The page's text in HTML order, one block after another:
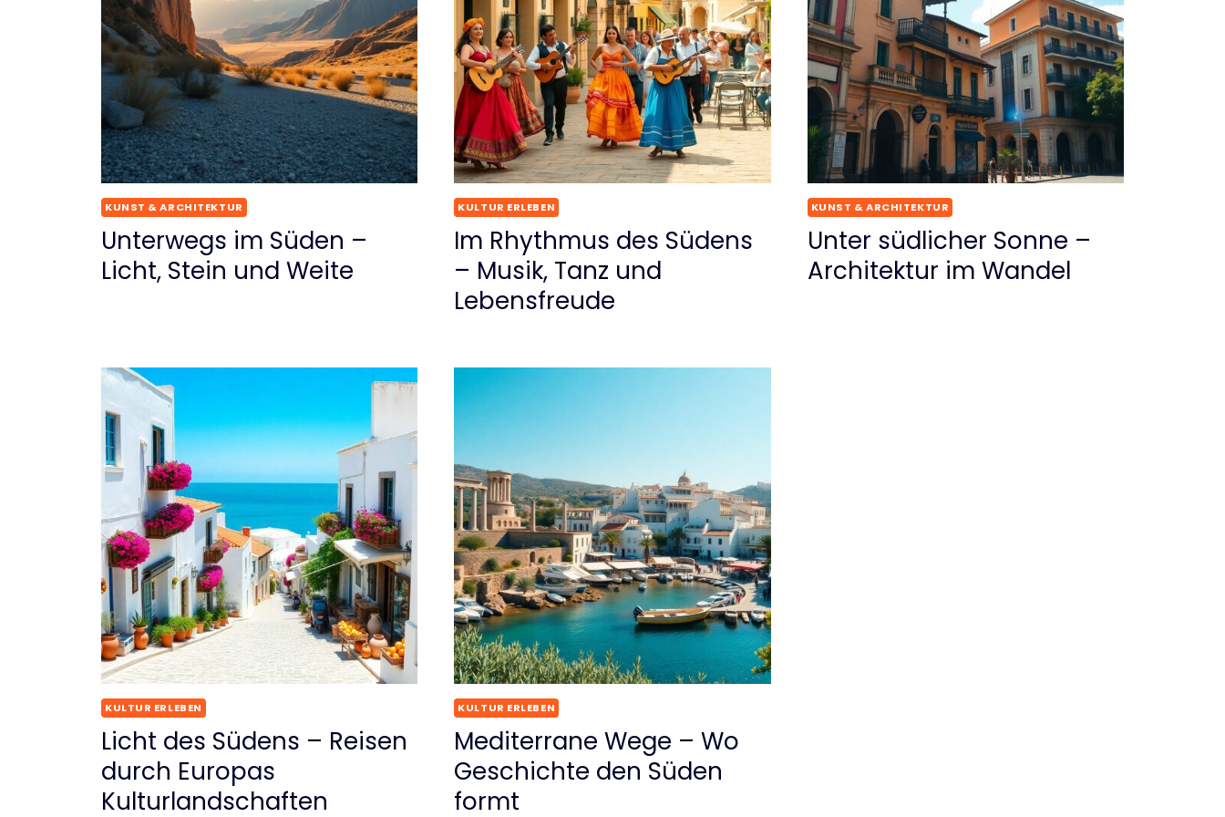
KUNST & ARCHITEKTUR
Unterwegs im Süden –
Licht, Stein und Weite
KULTUR ERLEBEN
Im Rhythmus des Südens
– Musik, Tanz und
Lebensfreude
KUNST & ARCHITEKTUR
Unter südlicher Sonne –
Architektur im Wandel
KULTUR ERLEBEN
Licht des Südens – Reisen
durch Europas
Kulturlandschaften
KULTUR ERLEBEN
Mediterrane Wege – Wo
Geschichte den Süden
formt